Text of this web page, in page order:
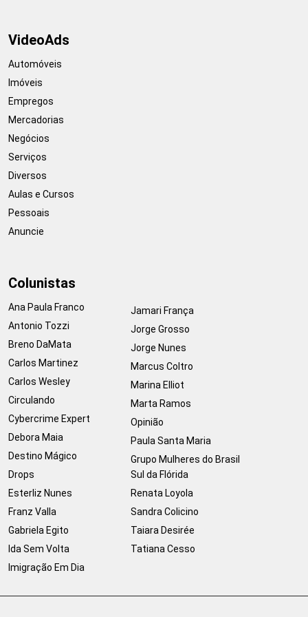
VideoAds
Automóveis
Imóveis
Empregos
Mercadorias
Negócios
Serviços
Diversos
Aulas e Cursos
Pessoais
Anuncie
Colunistas
Ana Paula Franco
Antonio Tozzi
Breno DaMata
Carlos Martinez
Carlos Wesley
Circulando
Cybercrime Expert
Debora Maia
Destino Mágico
Drops
Esterliz Nunes
Franz Valla
Gabriela Egito
Ida Sem Volta
Imigração Em Dia
Jamari França
Jorge Grosso
Jorge Nunes
Marcus Coltro
Marina Elliot
Marta Ramos
Opinião
Paula Santa Maria
Grupo Mulheres do Brasil
Sul da Flórida
Renata Loyola
Sandra Colicino
Taiara Desirée
Tatiana Cesso